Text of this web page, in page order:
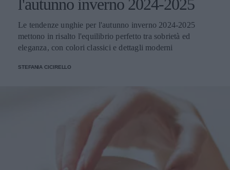
l'autunno inverno 2024-2025
Le tendenze unghie per l'autunno inverno 2024-2025
mettono in risalto l'equilibrio perfetto tra sobrietà ed
eleganza, con colori classici e dettagli moderni
STEFANIA CICIRELLO